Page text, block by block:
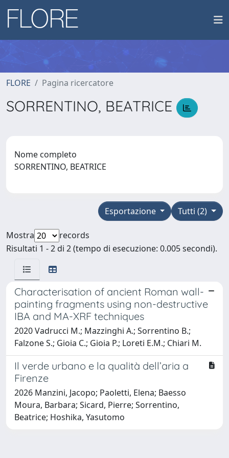
FLORE Pagina ricercatore
SORRENTINO, BEATRICE
Nome completo
SORRENTINO, BEATRICE
Tutti (2)
Esportazione
Mostra
records
Risultati 1 - 2 di 2 (tempo di esecuzione: 0.005 secondi).
Characterisation of ancient Roman wall-
painting fragments using non-destructive
IBA and MA-XRF techniques
2020 Vadrucci M.; Mazzinghi A.; Sorrentino B.;
Falzone S.; Gioia C.; Gioia P.; Loreti E.M.; Chiari M.
Il verde urbano e la qualità dell’aria a
Firenze
2026 Manzini, Jacopo; Paoletti, Elena; Baesso
Moura, Barbara; Sicard, Pierre; Sorrentino,
Beatrice; Hoshika, Yasutomo